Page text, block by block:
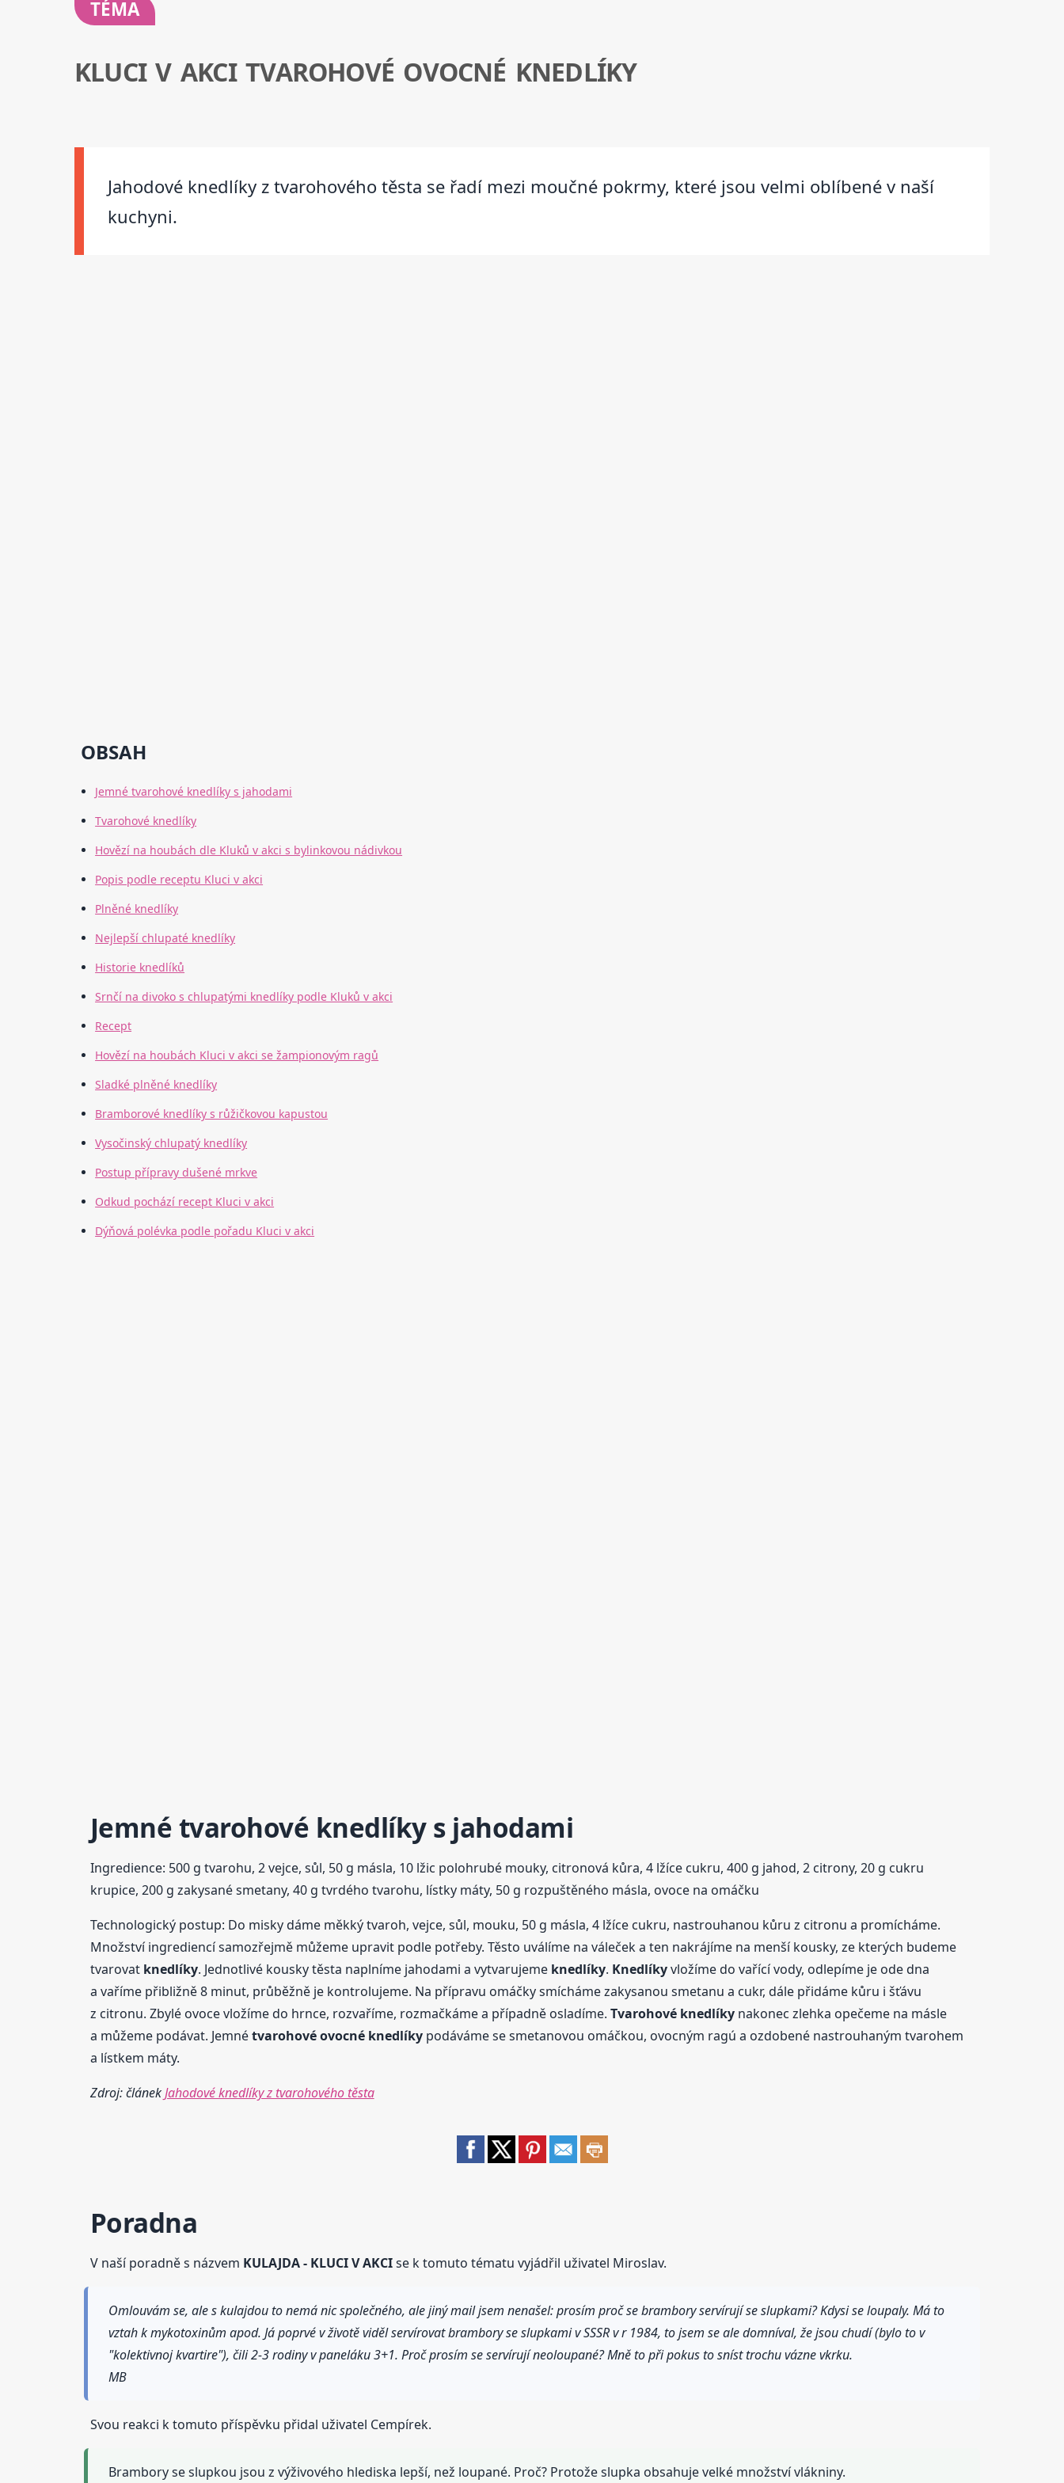
TÉMA
KLUCI V AKCI TVAROHOVÉ OVOCNÉ KNEDLÍKY
Jahodové knedlíky z tvarohového těsta se řadí mezi moučné pokrmy, které jsou velmi oblíbené v naší
kuchyni.
OBSAH
Jemné tvarohové knedlíky s jahodami
Tvarohové knedlíky
Hovězí na houbách dle Kluků v akci s bylinkovou nádivkou
Popis podle receptu Kluci v akci
Plněné knedlíky
Nejlepší chlupaté knedlíky
Historie knedlíků
Srnčí na divoko s chlupatými knedlíky podle Kluků v akci
Recept
Hovězí na houbách Kluci v akci se žampionovým ragů
Sladké plněné knedlíky
Bramborové knedlíky s růžičkovou kapustou
Vysočinský chlupatý knedlíky
Postup přípravy dušené mrkve
Odkud pochází recept Kluci v akci
Dýňová polévka podle pořadu Kluci v akci
Jemné tvarohové knedlíkys jahodami
Ingredience: 500 g tvarohu, 2 vejce, sůl, 50 g másla, 10 lžic polohrubé mouky, citronová kůra, 4 lžíce cukru, 400 g jahod, 2 citrony, 20 g cukru
krupice, 200 g zakysané smetany, 40 g tvrdého tvarohu, lístky máty, 50 g rozpuštěného másla, ovoce na omáčku
Technologický postup: Do misky dáme měkký tvaroh, vejce, sůl, mouku, 50 g másla, 4 lžíce cukru, nastrouhanou kůru z citronu a promícháme.
Množství ingrediencí samozřejmě můžeme upravit podle potřeby. Těsto uválíme na váleček a ten nakrájíme na menší kousky, ze kterých budeme
tvarovat knedlíky. Jednotlivé kousky těsta naplníme jahodami a vytvarujeme knedlíky. Knedlíkyvložíme do vařící vody, odlepíme je ode dna
a vaříme přibližně 8 minut, průběžně je kontrolujeme. Na přípravu omáčky smícháme zakysanou smetanu a cukr, dále přidáme kůru i šťávu
z citronu. Zbylé ovoce vložíme do hrnce, rozvaříme, rozmačkáme a případně osladíme. Tvarohové knedlíkynakonec zlehka opečeme na másle
a můžeme podávat. Jemnétvarohovéovocné knedlíkypodáváme se smetanovou omáčkou, ovocným ragú a ozdobené nastrouhaným tvarohem
a lístkem máty.
Zdroj: článekJahodové knedlíky z tvarohového těsta
Poradna
V naší poradně s názvem KULAJDA - KLUCI V AKCIse k tomuto tématu vyjádřil uživatel Miroslav.
Omlouvám se, ale s kulajdou to nemá nic společného, ale jiný mail jsem nenašel: prosím proč se brambory servírují se slupkami? Kdysi se loupaly. Má to
vztah k mykotoxinům apod. Já poprvé v životě viděl servírovat brambory se slupkami v SSSR v r 1984, to jsem se ale domníval, že jsou chudí (bylo to v
"kolektivnoj kvartire"), čili 2-3 rodiny v paneláku 3+1. Proč prosím se servírují neoloupané? Mně to při pokus to sníst trochu vázne vkrku.
MB
Svou reakci k tomuto příspěvku přidal uživatel Cempírek.
Brambory se slupkou jsou z výživového hlediska lepší, než loupané. Proč? Protože slupka obsahuje velké množství vlákniny.